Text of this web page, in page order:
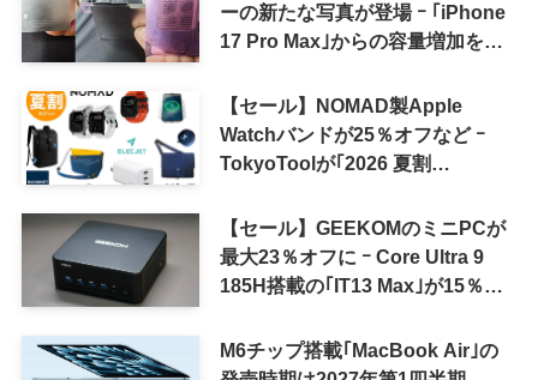
ーの新たな写真が登場 ｰ ｢iPhone
17 Pro Max｣からの容量増加を確
【セール】NOMAD製Apple
Watchバンドが25％オフなど ｰ
TokyoToolが｢2026 夏割
【セール】GEEKOMのミニPCが
最大23％オフに ｰ Core Ultra 9
185H搭載の｢IT13 Max｣が15％オ
M6チップ搭載｢MacBook Air｣の